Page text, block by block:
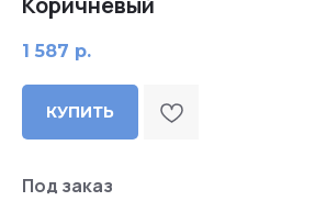
1 587 р.
КУПИТЬ
Под заказ